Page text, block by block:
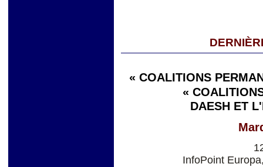
« COALITIONS
«
DAESH ET
InfoPoint